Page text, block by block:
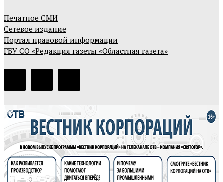
Печатное СМИ
Сетевое издание
Портал правовой информации
ГБУ СО «Редакция газеты «Областная газета»